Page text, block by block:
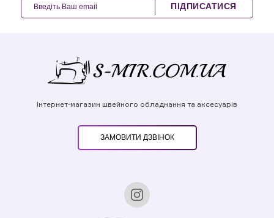
ПІДПИСАТИСЯ
Інтернет-магазин швейного обладнання та аксесуарів
ЗАМОВИТИ ДЗВІНОК